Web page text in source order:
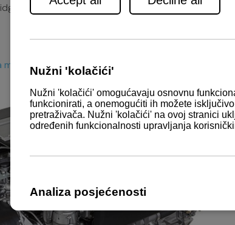
ugrađeno je dva motora serije 4LV s 195 konjskih
preuzeti u prilogu (PDF format)